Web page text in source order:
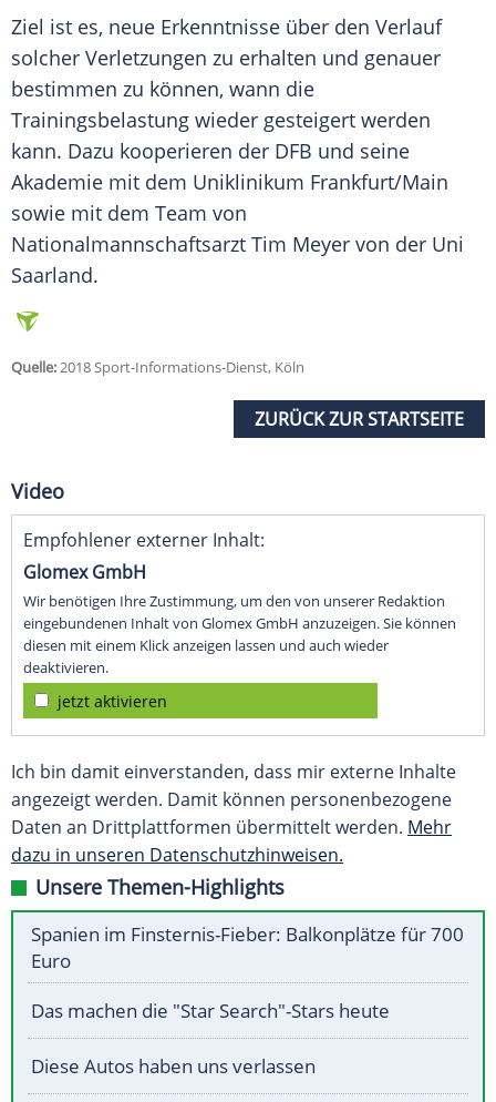
Ziel ist es, neue Erkenntnisse über den Verlauf
solcher Verletzungen zu erhalten und genauer
bestimmen zu können, wann die
Trainingsbelastung wieder gesteigert werden
kann. Dazu kooperieren der DFB und seine
Akademie mit dem Uniklinikum Frankfurt/Main
sowie mit dem Team von
Nationalmannschaftsarzt Tim Meyer von der Uni
Saarland.
Quelle:2018 Sport-Informations-Dienst, Köln
ZURÜCK ZUR STARTSEITE
Video
Empfohlener externer Inhalt:
Glomex GmbH
Wir benötigen Ihre Zustimmung, um den von unserer Redaktion
eingebundenen Inhalt von Glomex GmbH anzuzeigen. Sie können
diesen mit einem Klick anzeigen lassen und auch wieder
deaktivieren.
jetzt aktivieren
Ich bin damit einverstanden, dass mir externe Inhalte
angezeigt werden. Damit können personenbezogene
Daten an Drittplattformen übermittelt werden. Mehr
dazu in unseren Datenschutzhinweisen.
Unsere Themen-Highlights
Spanien im Finsternis-Fieber: Balkonplätze für 700
Euro
Das machen die "Star Search"-Stars heute
Diese Autos haben uns verlassen